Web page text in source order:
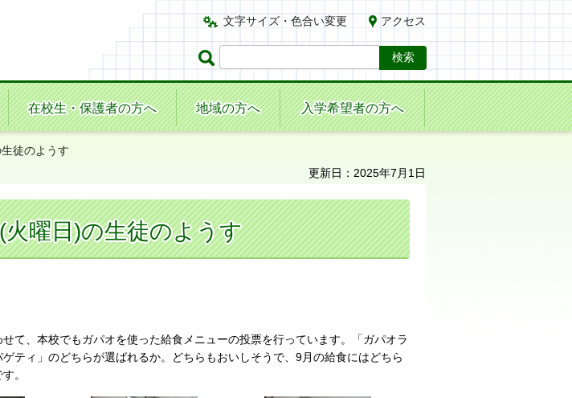
文字サイズ・色合い変更 アクセス
在校生・保護者の方へ 地域の方へ 入学希望者の方へ
徒のようす
更新日：2025年7月1日
火曜日)の生徒のようす
て、本校でもガパオを使った給食メニューの投票を行っています。「ガパオラ
ティ」のどちらが選ばれるか。どちらもおいしそうで、9月の給食にはどちら
。